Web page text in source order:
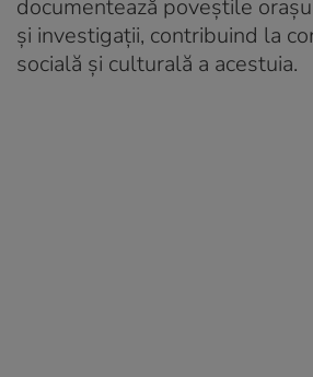
documentează poveștile
și investigații, contribuind la
socială și culturală a acestuia.